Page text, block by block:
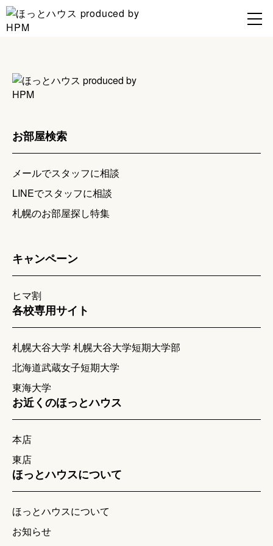
お部屋検索
メールでスタッフに相談
LINEでスタッフに相談
札幌のお部屋探し特集
キャンペーン
ヒマ割
各校専用サイト
札幌大谷大学 札幌大谷大学短期大学部
北海道武蔵女子短期大学
東海大学
お近くのほっとハウス
本店
東店
ほっとハウスについて
ほっとハウスについて
お知らせ